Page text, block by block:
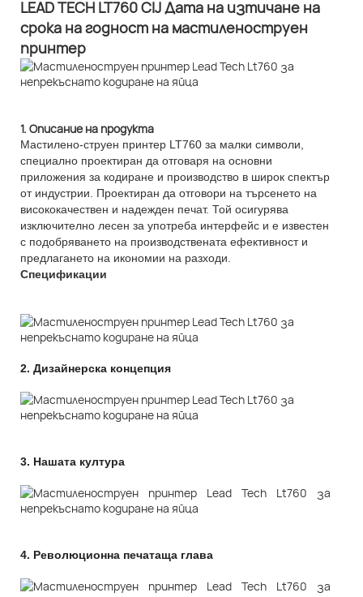
LEAD TECH LT760 CIJ Дата на изтичане на
срока на годност на мастиленоструен
принтер
1. Описание на продукта
Мастилено-струен принтер LT760 за малки символи,
специално проектиран да отговаря на основни
приложения за кодиране и производство в широк спектър
от индустрии. Проектиран да отговори на търсенето на
висококачествен и надежден печат. Той осигурява
изключително лесен за употреба интерфейс и е известен
с подобряването на производствената ефективност и
предлагането на икономии на разходи.
Спецификации
2. Дизайнерска концепция
3. Нашата култура
4. Революционна печатаща глава